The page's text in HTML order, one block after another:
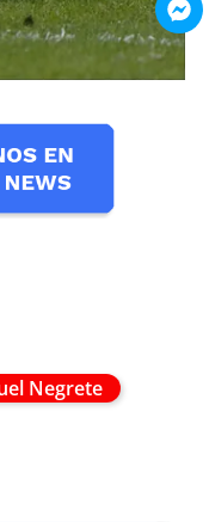
Negrete